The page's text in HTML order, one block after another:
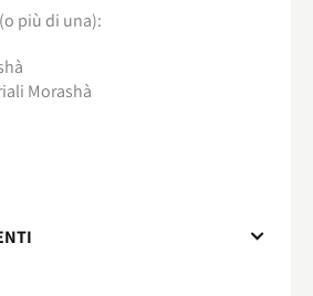
più di una):
Morashà